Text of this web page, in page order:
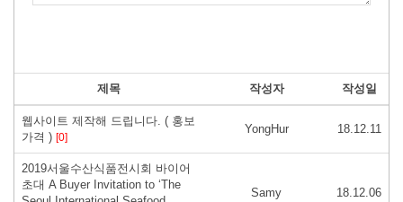
제목 작성자 작성일
웹사이트 제작해 드립니다. ( 홍보
가격 ) [0]
YongHur 18.12.11
2019서울수산식품전시회 바이어
초대 A Buyer Invitation to ‘The
Samy 18.12.06